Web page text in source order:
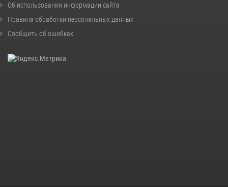
Об использовании информации сайта
Правила обработки персональных данных
Сообщить об ошибках